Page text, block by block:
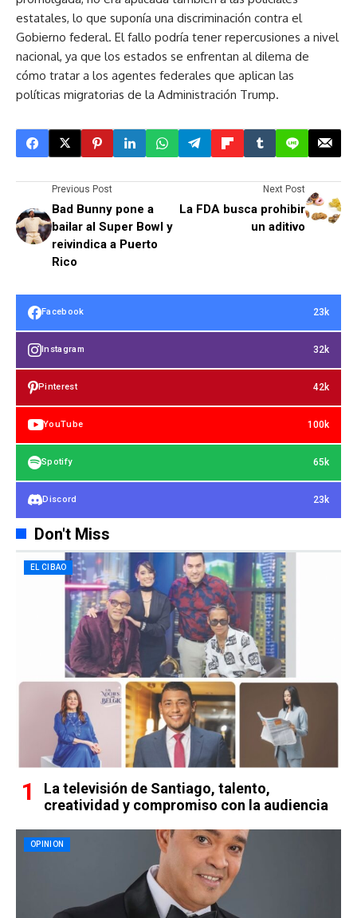
estatales, lo que suponía una discriminación contra el
Gobierno federal. El fallo podría tener repercusiones a nivel
nacional, ya que los estados se enfrentan al dilema de
cómo tratar a los agentes federales que aplican las
políticas migratorias de la Administración Trump.
Previous Post
Bad Bunny pone a
bailar al Super Bowl y
reivindica a Puerto
Rico
Next Post
La FDA busca prohibir
un aditivo
Facebook 23k
Instagram 32k
Pinterest 42k
YouTube 100k
Spotify 65k
Discord 23k
Don't Miss
EL CIBAO
La televisión de Santiago, talento,
creatividad y compromiso con la audiencia
OPINION